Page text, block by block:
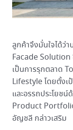
ลูกค้าจึงมั่นใจได้ว่า
Facade Solution
เป็นการรุกตลาด
Lifestyle โดยตั้งเ
และอรรถประโยช
Product
อัญชลี กล่าวเสริม